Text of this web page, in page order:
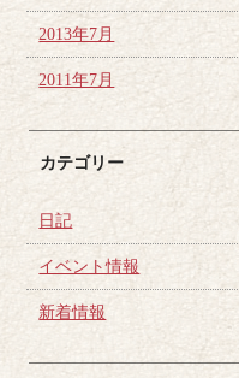
2013年7月
2011年7月
カテゴリー
日記
イベント情報
新着情報